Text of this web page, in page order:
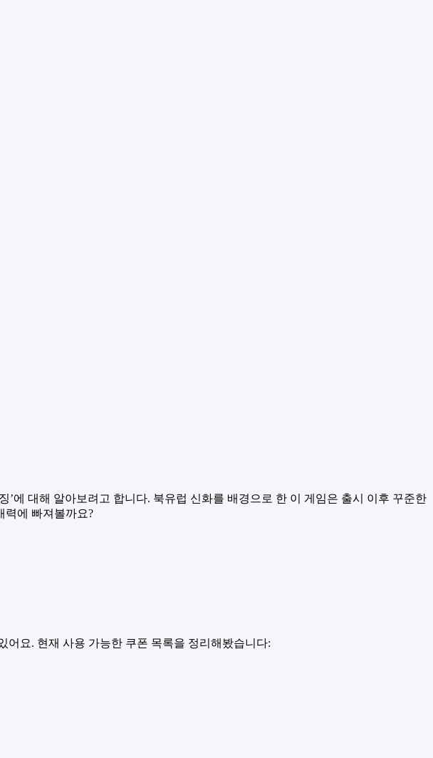
에 대해 알아보려고 합니다. 북유럽 신화를 배경으로 한 이 게임은 출시 이후 꾸준한
력에 빠져볼까요?
요. 현재 사용 가능한 쿠폰 목록을 정리해봤습니다: